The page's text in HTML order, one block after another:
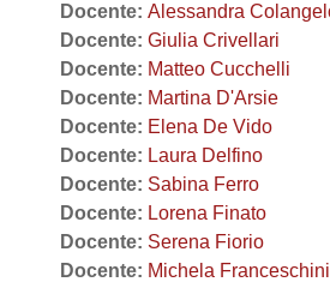
Docente: Alessandra
Docente: Giulia Crivellari
Docente: Matteo Cucchelli
Docente: Martina D'Arsie
Docente: Elena De Vido
Docente: Laura Delfino
Docente: Sabina Ferro
Docente: Lorena Finato
Docente: Serena Fiorio
Docente: Michela Franceschini